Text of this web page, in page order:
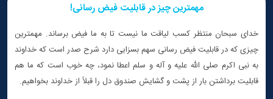
مهمترین چیز در قابلیت فیض رسانی!
خدای سبحان منتظر کسب لیاقت ما نیست تا به ما فیض برساند. مهمترین
چیزی که در قابلیت فیض رسانی سهم بسزایی دارد شرح صدر است که خداوند
به نبی اکرم صلی الله عليه و آله و سلم اعطا نمود، چه خوب است که ما هم
قابلیت برداشتن بار از پشت و گشایش صندوق دل را قبلاً از خداوند بخواهیم.